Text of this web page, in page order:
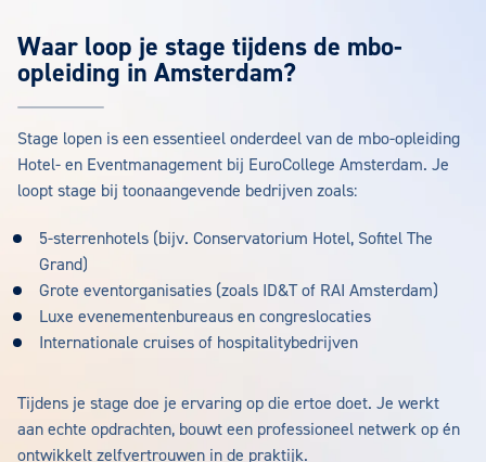
Waar loop je stage tijdens de mbo-
opleiding in Amsterdam?
Stage lopen is een essentieel onderdeel van de mbo-opleiding
Hotel- en Eventmanagement bij EuroCollege Amsterdam. Je
loopt stage bij toonaangevende bedrijven zoals:
5-sterrenhotels (bijv. Conservatorium Hotel, Sofitel The
Grand)
Grote eventorganisaties (zoals ID&T of RAI Amsterdam)
Luxe evenementenbureaus en congreslocaties
Internationale cruises of hospitalitybedrijven
Tijdens je stage doe je ervaring op die ertoe doet. Je werkt
aan echte opdrachten, bouwt een professioneel netwerk op én
ontwikkelt zelfvertrouwen in de praktijk.